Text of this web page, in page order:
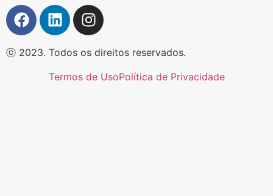
ⓒ 2023. Todos os direitos reservados.
Termos de UsoPolítica de Privacidade